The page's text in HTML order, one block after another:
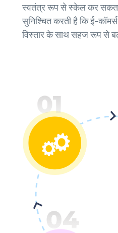
स्वतंत्र रूप से स्केल कर
सुनिश्चित करती है कि ई-
विस्तार के साथ सहज रूप से